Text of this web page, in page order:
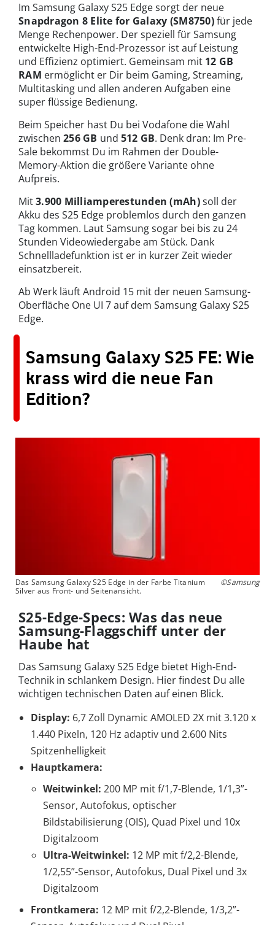
Im Samsung Galaxy S25 Edge sorgt der neue
Snapdragon 8 Elite for Galaxy (SM8750)für jede
Menge Rechenpower. Der speziell für Samsung
entwickelte High-End-Prozessor ist auf Leistung
und Effizienz optimiert. Gemeinsam mit 12 GB
RAM ermöglicht er Dir beim Gaming, Streaming,
Multitasking und allen anderen Aufgaben eine
super flüssige Bedienung.
Beim Speicher hast Du bei Vodafone die Wahl
zwischen 256 GB und 512 GB. Denk dran: Im Pre-
Sale bekommst Du im Rahmen der Double-
Memory-Aktion die größere Variante ohne
Aufpreis.
Mit3.900 Milliamperestunden (mAh)soll der
Akku des S25 Edge problemlos durch den ganzen
Tag kommen. Laut Samsung sogar bei bis zu 24
Stunden Videowiedergabe am Stück. Dank
Schnellladefunktion ist er in kurzer Zeit wieder
einsatzbereit.
Ab Werk läuft Android 15 mit der neuen Samsung-
Oberfläche One UI 7 auf dem Samsung Galaxy S25
Edge.
Samsung Galaxy S25 FE: Wie
krass wird die neue Fan
Edition?
Das Samsung Galaxy S25 Edge in der Farbe Titanium
Silver aus Front- und Seitenansicht.
©Samsung
S25-Edge-Specs: Was das neue
Samsung-Flaggschiff unter der
Haube hat
Das Samsung Galaxy S25 Edge bietet High-End-
Technik in schlankem Design. Hier findest Du alle
wichtigen technischen Daten auf einen Blick.
Display: 6,7 Zoll Dynamic AMOLED 2X mit 3.120 x
1.440 Pixeln, 120 Hz adaptiv und 2.600 Nits
Spitzenhelligkeit
Hauptkamera:
Weitwinkel: 200 MP mit f/1,7-Blende, 1/1,3”-
Sensor, Autofokus, optischer
Bildstabilisierung (OIS), Quad Pixel und 10x
Digitalzoom
Ultra-Weitwinkel: 12 MP mit f/2,2-Blende,
1/2,55”-Sensor, Autofokus, Dual Pixel und 3x
Digitalzoom
Frontkamera: 12 MP mit f/2,2-Blende, 1/3,2”-